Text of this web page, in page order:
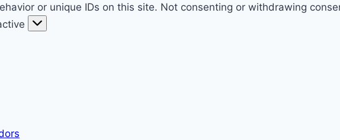
or unique IDs on this site. Not consenting or withdrawing